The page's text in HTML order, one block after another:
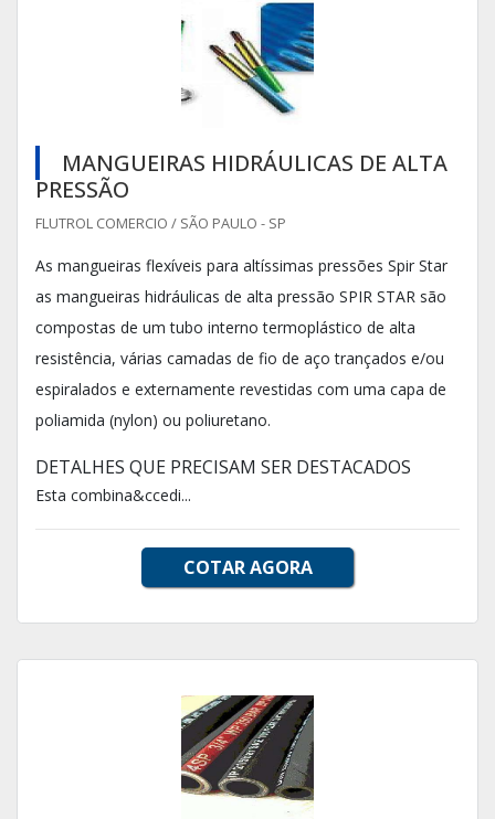
MANGUEIRAS HIDRÁULICAS DE ALTA
PRESSÃO
FLUTROL COMERCIO / SÃO PAULO - SP
As mangueiras flexíveis para altíssimas pressões Spir Star
as mangueiras hidráulicas de alta pressão SPIR STAR são
compostas de um tubo interno termoplástico de alta
resistência, várias camadas de fio de aço trançados e/ou
espiralados e externamente revestidas com uma capa de
poliamida (nylon) ou poliuretano.
DETALHES QUE PRECISAM SER DESTACADOS
Esta combina&ccedi...
COTAR AGORA